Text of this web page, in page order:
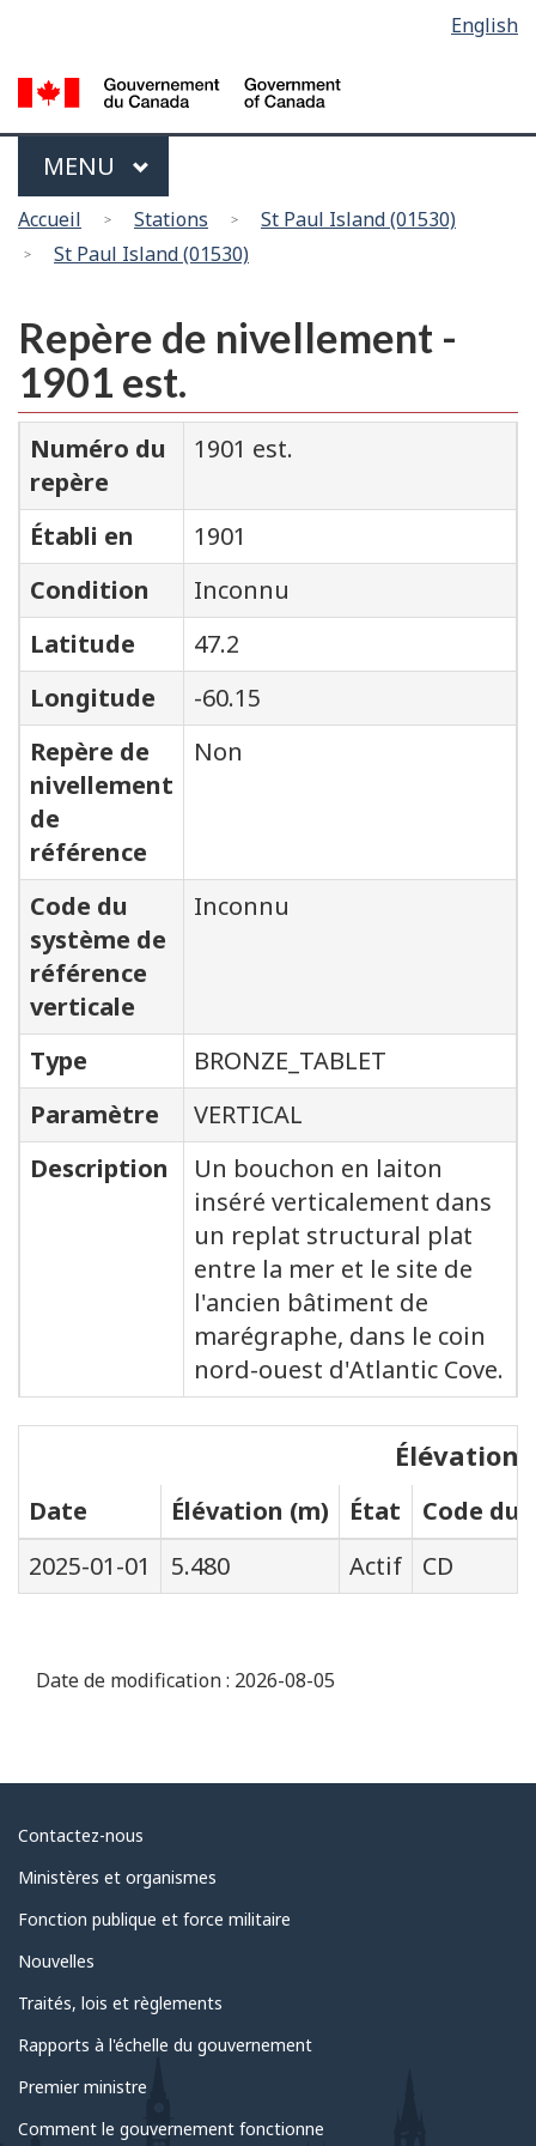
main
content
la
version
HTML
la
langue
English
Menu
MAIN
MENU
Vous
êtes
Accueil Stations
St Paul Island (01530)
St Paul Island (01530)
Repère de nivellement -
1901 est.
Numéro du
repère
1901 est.
Établi en
1901
Condition
Inconnu
Latitude
47.2
Longitude
-60.15
Repère de
nivellement
de
référence
Non
Code du
système de
référence
verticale
Inconnu
Type
BRONZE_TABLET
Paramètre
VERTICAL
Description
Un bouchon en laiton
inséré verticalement dans
un replat structural plat
entre la mer et le site de
l'ancien bâtiment de
marégraphe, dans le coin
nord-ouest d'Atlantic Cove.
Élévations
Date Élévation (m) État
Code du
2025-01-01
5.480 Actif CD
Date de modification : 2026-08-05
Au
sujet
du
gouvernement
Contactez-nous
Ministères et organismes
Fonction publique et force militaire
Nouvelles
Traités, lois et règlements
Rapports à l'échelle du gouvernement
Premier ministre
Comment le gouvernement fonctionne